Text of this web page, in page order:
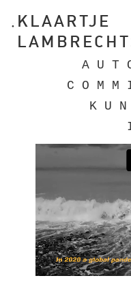
KLAARTJE
A U T
C O M
K U